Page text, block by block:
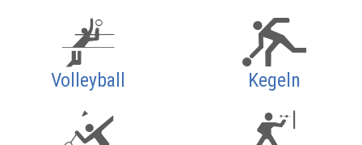
Volleyball Kegeln